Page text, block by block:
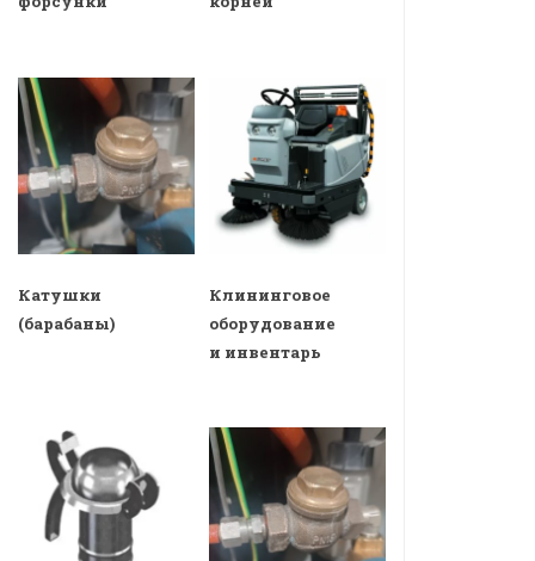
Катушки
(барабаны)
Клининговое
оборудование
и инвентарь